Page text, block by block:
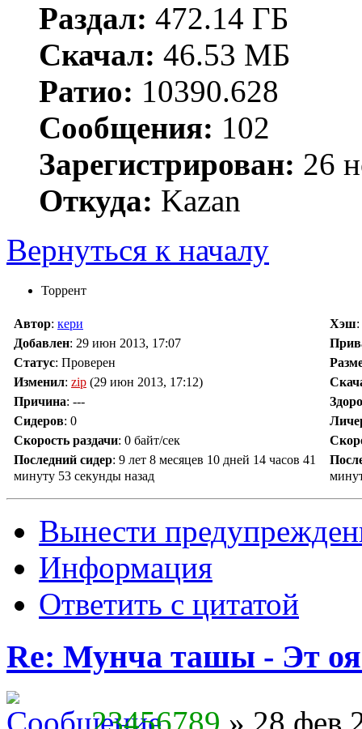
Раздал: 472.14 ГБ
Скачал: 46.53 МБ
Ратио: 10390.628
Сообщения: 102
Зарегистрирован: 26
Откуда: Kazan
Вернуться к началу
Торрент
Автор: кери Хэш
Добавлен: 29 июн 2013, 17:07
Статус: Проверен
Изменил: zip (29 июн 2013, 17:12)
Причина: ---
Сидеров: 0
Скорость раздачи: 0 байт/сек
Последний сидер: 9 лет 8 месяцев 10 дней 14 часов 41
минуту 53 секунды назад
Вынести
Информация
Ответить с цитатой
Re: Мунча ташы - Эт
23456789 » 28 фев